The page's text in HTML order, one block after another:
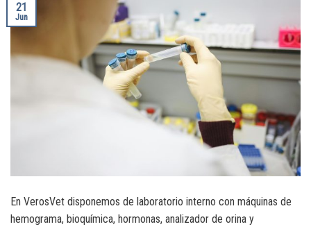
21
Jun
En VerosVet disponemos de laboratorio interno con máquinas de
hemograma, bioquímica, hormonas, analizador de orina y